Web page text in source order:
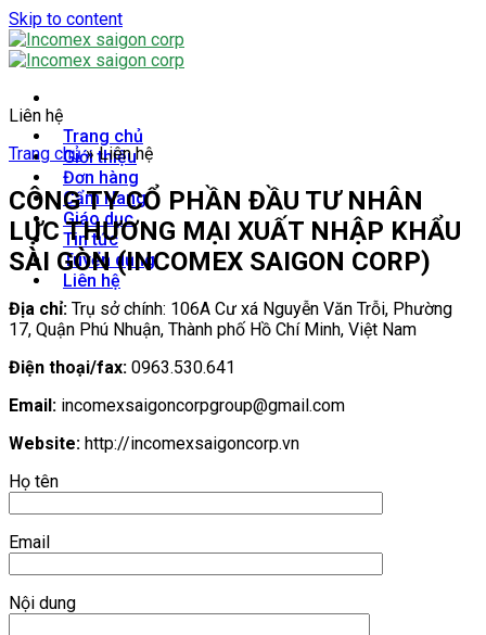
Skip to content
Trang chủ
Giới thiệu
Đơn hàng
Cẩm Nang
Giáo dục
Tin tức
Tuyển dụng
Liên hệ
Liên hệ
Trang chủ»Liên hệ
CÔNG TY CỔ PHẦN ĐẦU TƯ NHÂN
LỰC THƯƠNG MẠI XUẤT NHẬP KHẨU
SÀI GÒN (INCOMEX SAIGON CORP)
Địa chỉ: Trụ sở chính: 106A Cư xá Nguyễn Văn Trỗi, Phường
17, Quận Phú Nhuận, Thành phố Hồ Chí Minh, Việt Nam
Điện thoại/fax: 0963.530.641
Email: incomexsaigoncorpgroup@gmail.com
Website: http://incomexsaigoncorp.vn
Họ tên
Email
Nội dung